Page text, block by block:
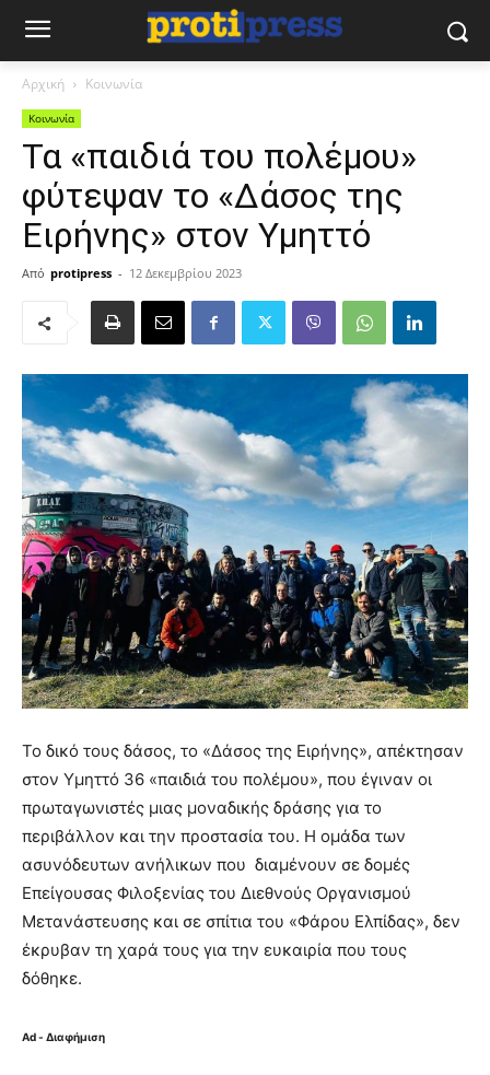
Αρχική Κοινωνία
Κοινωνία
Τα «παιδιά του πολέμου»
φύτεψαν το «Δάσος της
Ειρήνης» στον Υμηττό
Από protipress - 12 Δεκεμβρίου 2023
Το δικό τους δάσος, το «Δάσος της Ειρήνης», απέκτησαν
στον Υμηττό 36 «παιδιά του πολέμου», που έγιναν οι
πρωταγωνιστές μιας μοναδικής δράσης για το
περιβάλλον και την προστασία του. Η ομάδα των
ασυνόδευτων ανήλικων που διαμένουν σε δομές
Επείγουσας Φιλοξενίας του Διεθνούς Οργανισμού
Μετανάστευσης και σε σπίτια του «Φάρου Ελπίδας», δεν
έκρυβαν τη χαρά τους για την ευκαιρία που τους
δόθηκε.
Ad - Διαφήμιση